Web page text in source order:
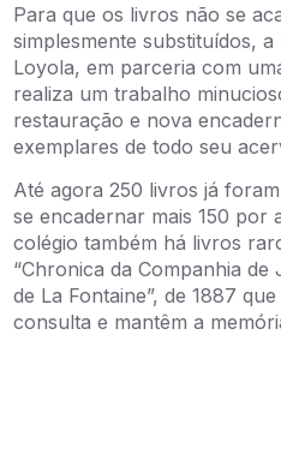
Para que os livros não se
simplesmente substituídos,
Loyola, em parceria com
realiza um trabalho
restauração e nova
exemplares de todo seu
Até agora 250 livros já
se encadernar mais 150 por
colégio também há livros
“Chronica da Companhia de
de La Fontaine”, de 1887
consulta e mantêm a